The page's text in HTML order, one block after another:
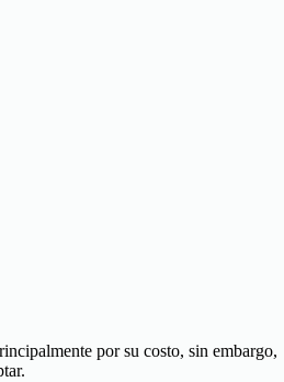
por su costo, sin embargo,